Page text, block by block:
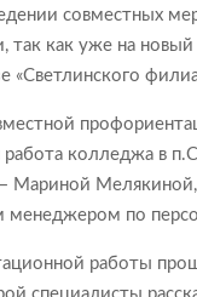
совместных
так как уже на
«Светлинского
колледжа в
Мариной
менеджером по
работы